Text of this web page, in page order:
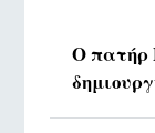
Ο πατήρ